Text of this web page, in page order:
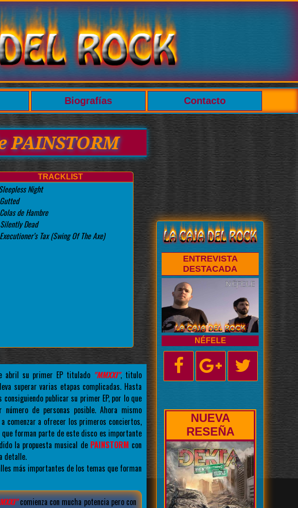
Biografías Contacto
ENTREVISTA
DESTACADA
NÉFELE
NUEVA
BIOGRAFÍA
Biografía de la
TRACKLIST
Night
Gutted
Colas de Hambre
Silently Dead
Executioner’s Tax (Swing Of The Axe)
abril su primer EP titulado "MMXXI", titulo
superar varias etapas complicadas. Hasta
publicar su primer EP, por lo que
de personas posible. Ahora mismo
comenzar a ofrecer los primeros conciertos,
que forman parte de este disco es importante
la propuesta musical de PAINSTORM con
detalle.
más importantes de los temas que forman
comienza con mucha potencia pero con